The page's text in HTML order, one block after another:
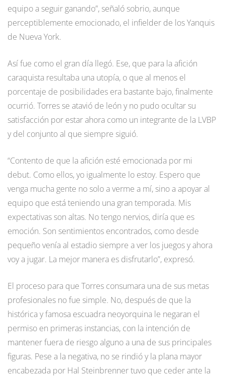
equipo a seguir ganando”, señaló sobrio, aunque
perceptiblemente emocionado, el infielder de los Yanquis
de Nueva York.
Así fue como el gran día llegó. Ese, que para la afición
caraquista resultaba una utopía, o que al menos el
porcentaje de posibilidades era bastante bajo, finalmente
ocurrió. Torres se atavió de león y no pudo ocultar su
satisfacción por estar ahora como un integrante de la LVBP
y del conjunto al que siempre siguió.
“Contento de que la afición esté emocionada por mi
debut. Como ellos, yo igualmente lo estoy. Espero que
venga mucha gente no solo a verme a mí, sino a apoyar al
equipo que está teniendo una gran temporada. Mis
expectativas son altas. No tengo nervios, diría que es
emoción. Son sentimientos encontrados, como desde
pequeño venía al estadio siempre a ver los juegos y ahora
voy a jugar. La mejor manera es disfrutarlo”, expresó.
El proceso para que Torres consumara una de sus metas
profesionales no fue simple. No, después de que la
histórica y famosa escuadra neoyorquina le negaran el
permiso en primeras instancias, con la intención de
mantener fuera de riesgo alguno a una de sus principales
figuras. Pese a la negativa, no se rindió y la plana mayor
encabezada por Hal Steinbrenner tuvo que ceder ante la